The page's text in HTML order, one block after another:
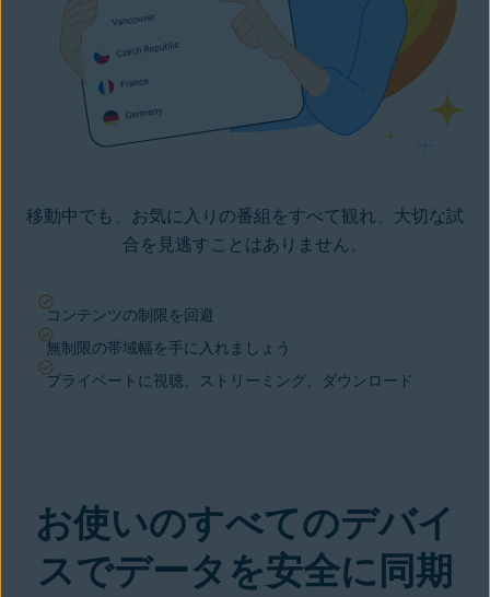
移動中でも、お気に入りの番組をすべて観れ、大切な試
合を見逃すことはありません。
コンテンツの制限を回避
無制限の帯域幅を手に入れましょう
プライベートに視聴、ストリーミング、ダウンロード
お使いのすべてのデバイ
スでデータを安全に同期